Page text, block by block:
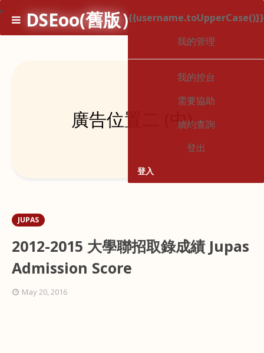
DSEoo(舊版）{{username.toUpperCase()}}
我的管理
我的控台
需要協助
續約查詢
登出
登入
2
廣告位置二 (中)
JUPAS
2012-2015 大學聯招取錄成績 Jupas
Admission Score
May 20, 2016